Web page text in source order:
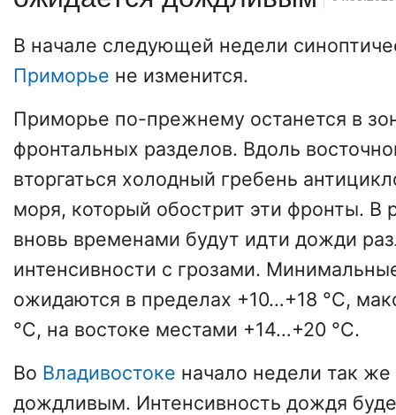
В начале следующей недели
Приморье не изменится.
Приморье по-прежнему останется в
фронтальных разделов. Вдоль
вторгаться холодный гребень
моря, который обострит эти фронты. В
вновь временами будут идти дожди
интенсивности с грозами.
ожидаются в пределах +10…+18 °C,
°C, на востоке местами +14…+20 °C.
Во Владивостоке начало недели так
дождливым. Интенсивность дождя